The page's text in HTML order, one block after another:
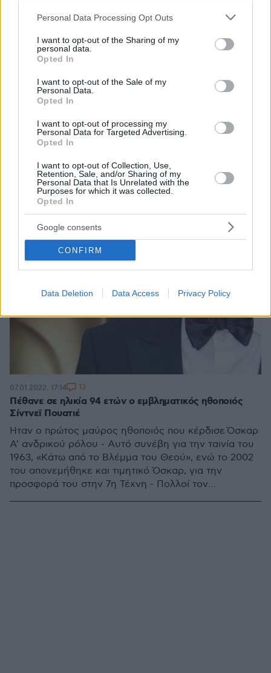
Please note that this website/app uses one or more Google
not limited to your visit or usage behaviour. You may click to
grant or deny consent to Google and its third-party tags to
use your data for below specified purposes in below Google
consent section.
Personal Data Processing Opt Outs
I want to opt-out of the Sharing of my
personal data.
Opted In
I want to opt-out of the Sale of my
Personal Data.
Opted In
I want to opt-out of processing my
Personal Data for Targeted Advertising.
Opted In
I want to opt-out of Collection, Use,
Retention, Sale, and/or Sharing of my
Personal Data that Is Unrelated with the
Purposes for which it was collected.
Opted In
Google consents
CONFIRM
Data Deletion Data Access Privacy Policy
Σίντεϊ Πουατιέ: «Αντίο» στον ηθοποιό που έσπασε το
ταμπού του χρώματος στο Χόλιγουντ
Τα προσωπικά ρεκόρ του, οι πιο δημοφιλείς ταινίες
του και ο καθοριστικός ρόλος που διαδραμάτισε στον
αγώνα των Αφροαμερικανών για ίσες ευκαιρίες
07.01.2022, 22:15 7
Πέθανε σε ηλικία 94 ετών ο εμβληματικός ηθοποιός
Σίντνεϊ Πουατιέ
Ήταν ο πρώτος μαύρος ηθοποιός που κέρδισε Όσκαρ
Α' ανδρικού ρόλου - Αυτό συνέβη για την ταινία του
1963, «Κάτω από το Βλέμμα του Θεού», ενώ το 2002
του απονεμήθηκε και τιμητικό Όσκαρ, για την
προσφορά του στην 7η Τέχνη - Πολλοί τον
07.01.2022, 17:14 13